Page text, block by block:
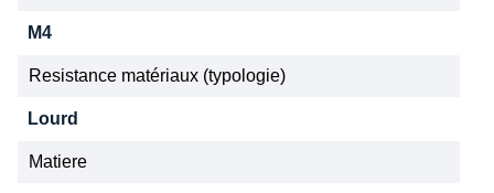
M4
Resistance matériaux (typologie)
Lourd
Matiere